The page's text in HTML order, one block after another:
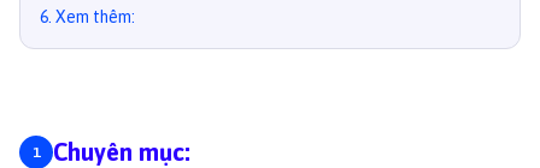
6 Xem thêm:
Chuyên mục: